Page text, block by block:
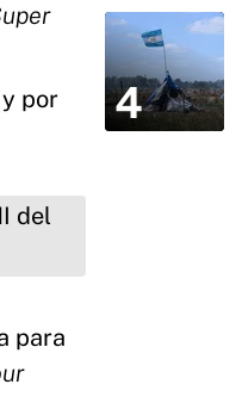
por
para